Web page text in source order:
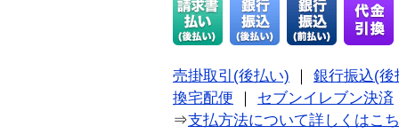
売掛取引(後払い)
銀行振込(後
換宅配便
セブンイレブン決済
⇒支払方法について詳しくはこ